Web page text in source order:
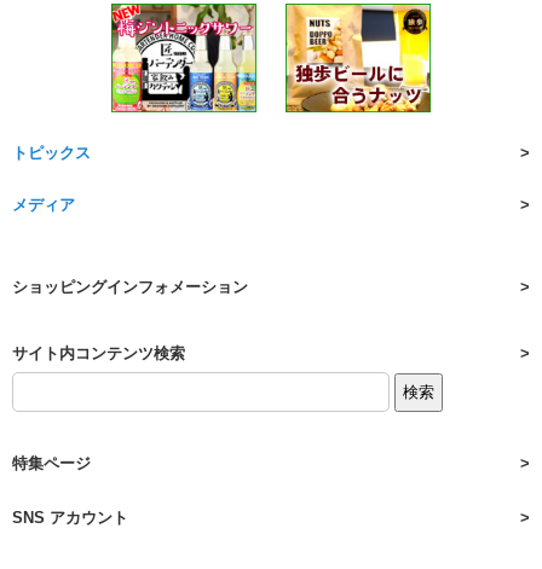
トピックス
メディア
ショッピングインフォメーション
サイト内コンテンツ検索
特集ページ
SNS アカウント